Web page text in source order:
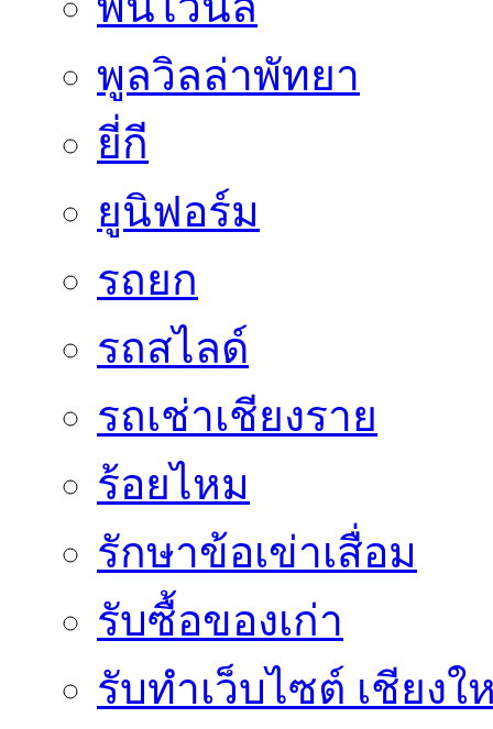
พูลวิลล่าพัทยา
ยี่กี
ยูนิฟอร์ม
รถยก
รถสไลด์
รถเช่าเชียงราย
ร้อยไหม
รักษาข้อเข่าเสื่อม
รับซื้อของเก่า
รับทำเว็บไซต์ เชียงใ